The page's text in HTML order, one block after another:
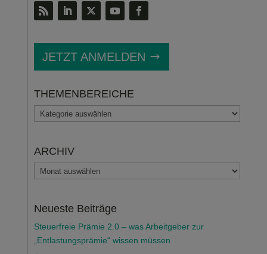
JETZT ANMELDEN
THEMENBEREICHE
THEMENBEREICHE
ARCHIV
ARCHIV
Neueste Beiträge
Steuerfreie Prämie 2.0 – was Arbeitgeber zur
„Entlastungsprämie“ wissen müssen